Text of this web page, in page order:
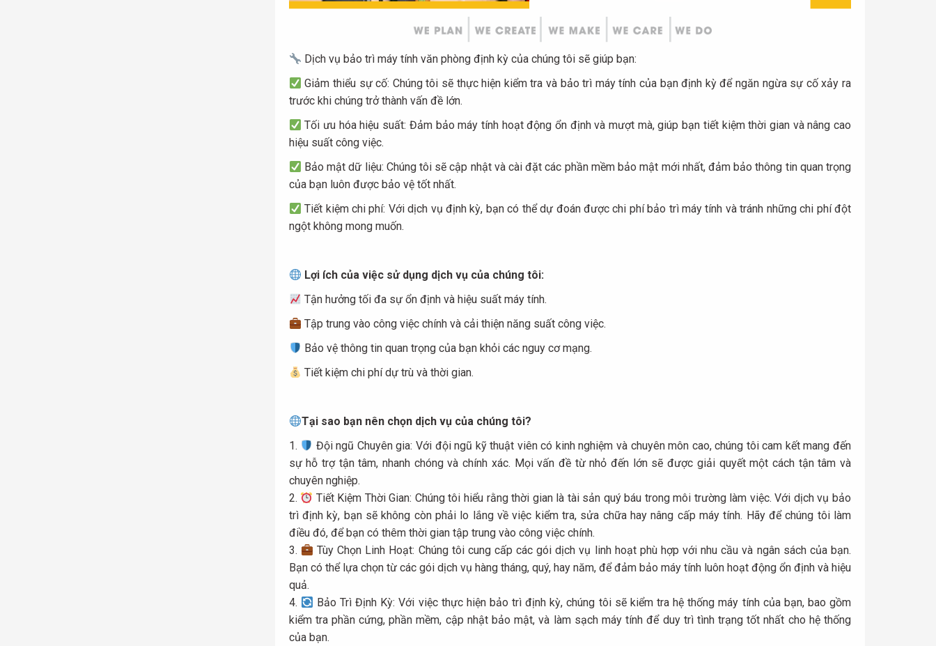
Dịch vụ bảo trì máy tính văn phòng định kỳ của chúng tôi sẽ giúp bạn:
Giảm thiểu sự cố: Chúng tôi sẽ thực hiện kiểm tra và bảo trì máy tính của bạn định kỳ để ngăn ngừa sự cố xảy ra
trước khi chúng trở thành vấn đề lớn.
Tối ưu hóa hiệu suất: Đảm bảo máy tính hoạt động ổn định và mượt mà, giúp bạn tiết kiệm thời gian và nâng cao
hiệu suất công việc.
Bảo mật dữ liệu: Chúng tôi sẽ cập nhật và cài đặt các phần mềm bảo mật mới nhất, đảm bảo thông tin quan trọng
của bạn luôn được bảo vệ tốt nhất.
Tiết kiệm chi phí: Với dịch vụ định kỳ, bạn có thể dự đoán được chi phí bảo trì máy tính và tránh những chi phí đột
ngột không mong muốn.
Lợi ích của việc sử dụng dịch vụ của chúng tôi:
Tận hưởng tối đa sự ổn định và hiệu suất máy tính.
Tập trung vào công việc chính và cải thiện năng suất công việc.
Bảo vệ thông tin quan trọng của bạn khỏi các nguy cơ mạng.
Tiết kiệm chi phí dự trù và thời gian.
Tại sao bạn nên chọn dịch vụ của chúng tôi?
Đội ngũ Chuyên gia: Với đội ngũ kỹ thuật viên có kinh nghiệm và chuyên môn cao, chúng tôi cam kết mang đến
sự hỗ trợ tận tâm, nhanh chóng và chính xác. Mọi vấn đề từ nhỏ đến lớn sẽ được giải quyết một cách tận tâm và
chuyên nghiệp.
Tiết Kiệm Thời Gian: Chúng tôi hiểu rằng thời gian là tài sản quý báu trong môi trường làm việc. Với dịch vụ bảo
trì định kỳ, bạn sẽ không còn phải lo lắng về việc kiểm tra, sửa chữa hay nâng cấp máy tính. Hãy để chúng tôi làm
điều đó, để bạn có thêm thời gian tập trung vào công việc chính.
Tùy Chọn Linh Hoạt: Chúng tôi cung cấp các gói dịch vụ linh hoạt phù hợp với nhu cầu và ngân sách của bạn.
Bạn có thể lựa chọn từ các gói dịch vụ hàng tháng, quý, hay năm, để đảm bảo máy tính luôn hoạt động ổn định và hiệu
quả.
Bảo Trì Định Kỳ: Với việc thực hiện bảo trì định kỳ, chúng tôi sẽ kiểm tra hệ thống máy tính của bạn, bao gồm
kiểm tra phần cứng, phần mềm, cập nhật bảo mật, và làm sạch máy tính để duy trì tình trạng tốt nhất cho hệ thống
của bạn.